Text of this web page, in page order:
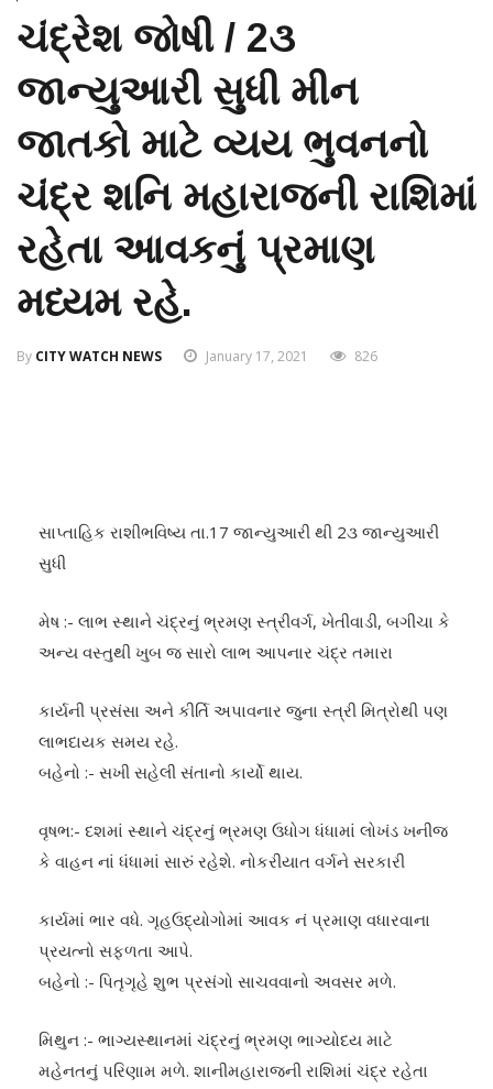
ચંદ્રેશ જોષી / 2૩
જાન્યુઆરી સુધી મીન
જાતકો માટે વ્યય ભુવનનો
ચંદ્ર શનિ મહારાજની રાશિમાં
રહેતા આવકનું પ્રમાણ
મધ્યમ રહે.
By CITY WATCH NEWS January 17, 2021 826
સાપ્તાહિક રાશીભવિષ્ય તા.17 જાન્યુઆરી થી 2૩ જાન્યુઆરી
સુધી
મેષ :- લાભ સ્થાને ચંદ્રનું ભ્રમણ સ્ત્રીવર્ગ, ખેતીવાડી, બગીચા કે
અન્ય વસ્તુથી ખુબ જ સારો લાભ આપનાર ચંદ્ર તમારા
કાર્યની પ્રસંસા અને કીર્તિ અપાવનાર જુના સ્ત્રી મિત્રોથી પણ
લાભદાયક સમય રહે.
બહેનો :- સખી સહેલી સંતાનો કાર્યો થાય.
વૃષભ:- દશમાં સ્થાને ચંદ્રનું ભ્રમણ ઉધોગ ધંધામાં લોખંડ ખનીજ
કે વાહન નાં ધંધામાં સારું રહેશે. નોકરીયાત વર્ગને સરકારી
કાર્યમાં ભાર વધે. ગૃહઉદ્યોગોમાં આવક નં પ્રમાણ વધારવાના
પ્રયત્નો સફળતા આપે.
બહેનો :- પિતૃગૃહે શુભ પ્રસંગો સાચવવાનો અવસર મળે.
મિથુન :- ભાગ્યસ્થાનમાં ચંદ્રનું ભ્રમણ ભાગ્યોદય માટે
મહેનતનું પરિણામ મળે. શાનીમહારાજની રાશિમાં ચંદ્ર રહેતા